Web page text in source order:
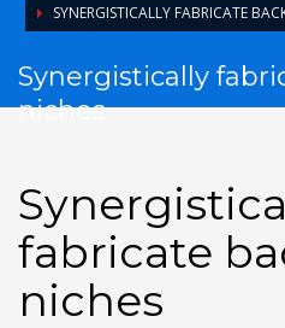
SYNERGISTICALLY FABRICATE
Synergistically
niches
fabricate
niches